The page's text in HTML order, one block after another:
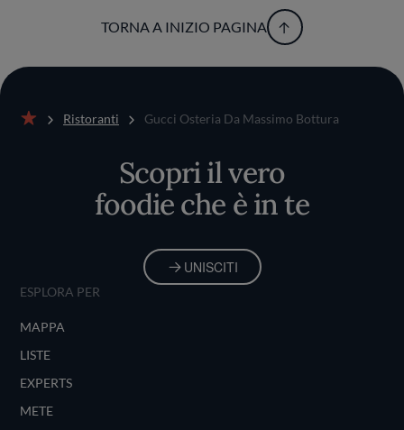
TORNA A INIZIO PAGINA
Ristoranti Gucci Osteria Da Massimo Bottura
Scopri il vero
foodie che è in te
UNISCITI
ESPLORA PER
MAPPA
LISTE
EXPERTS
METE